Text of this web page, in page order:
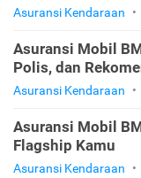
Asuransi Kendaraan •
Asuransi Mobil
Polis, dan
Asuransi Kendaraan •
Asuransi Mobil
Flagship Kamu
Asuransi Kendaraan •